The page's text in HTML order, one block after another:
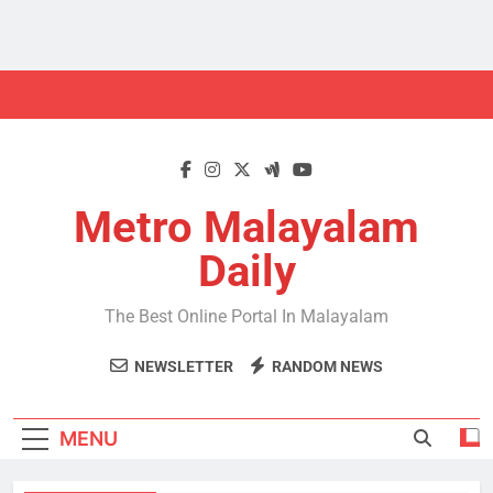
Metro Malayalam
Daily
The Best Online Portal In Malayalam
NEWSLETTER RANDOM NEWS
MENU